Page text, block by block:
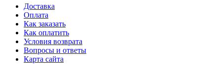
Доставка
Оплата
Как заказать
Как оплатить
Условия возврата
Вопросы и ответы
Карта сайта